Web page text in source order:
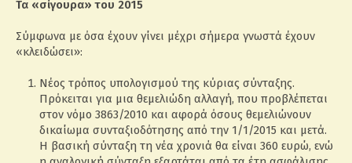
Τα «σίγουρα» του 2015
Σύμφωνα με όσα έχουν γίνει μέχρι σήμερα γνωστά έχουν
«κλειδώσει»:
Νέος τρόπος υπολογισμού της κύριας σύνταξης.
Πρόκειται για μια θεμελιώδη αλλαγή, που προβλέπεται
στον νόμο 3863/2010 και αφορά όσους θεμελιώνουν
δικαίωμα συνταξιοδότησης από την 1/1/2015 και μετά.
Η βασική σύνταξη τη νέα χρονιά θα είναι 360 ευρώ, ενώ